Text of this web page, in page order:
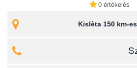
0 értékelés
Kislèta 150 km-